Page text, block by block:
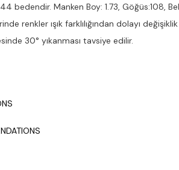
bedendir. Manken Boy: 1.73, Göğüs:108,
renkler ışık farklılığından dolayı
30° yıkanması tavsiye edilir.